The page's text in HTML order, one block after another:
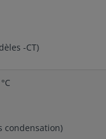
-CT)
condensation)